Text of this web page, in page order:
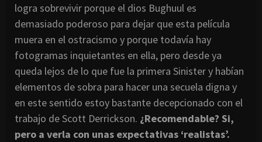
logra sobrevivir porque el dios Bughuul es
demasiado poderoso para dejar que esta película
muera en el ostracismo y porque todavía hay
fotogramas inquietantes en ella, pero desde ya
queda lejos de lo que fue la primera Sinister y habían
elementos de sobra para hacer una secuela digna y
en este sentido estoy bastante decepcionado con el
trabajo de Scott Derrickson. ¿Recomendable? Si,
pero a verla con unas expectativas ‘realistas’.